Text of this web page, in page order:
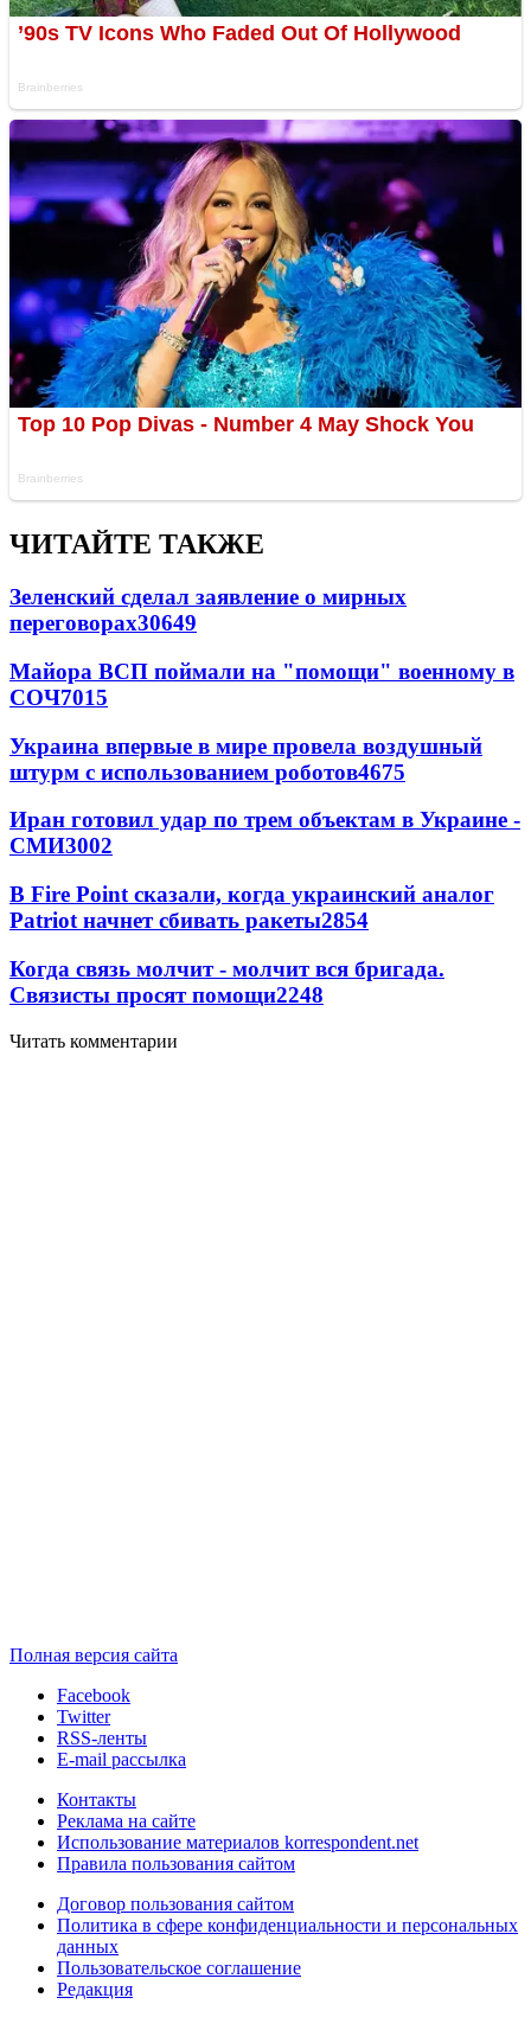
ЧИТАЙТЕ ТАКЖЕ
Зеленский сделал заявление о мирных
переговорах30649
Майора ВСП поймали на "помощи" военному в
СОЧ7015
Украина впервые в мире провела воздушный
штурм с использованием роботов4675
Иран готовил удар по трем объектам в Украине -
СМИ3002
В Fire Point сказали, когда украинский аналог
Patriot начнет сбивать ракеты2854
Когда связь молчит - молчит вся бригада.
Связисты просят помощи2248
Читать комментарии
Полная версия сайта
Facebook
Twitter
RSS-ленты
E-mail рассылка
Контакты
Реклама на сайте
Использование материалов korrespondent.net
Правила пользования сайтом
Договор пользования сайтом
Политика в сфере конфиденциальности и персональных
данных
Пользовательское соглашение
Редакция